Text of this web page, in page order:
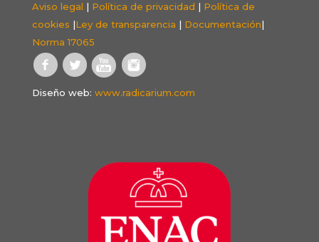
Aviso legal | Política de privacidad | Política de
cookies |Ley de transparencia | Documentación|
Norma 17065
Diseño web: www.radicarium.com